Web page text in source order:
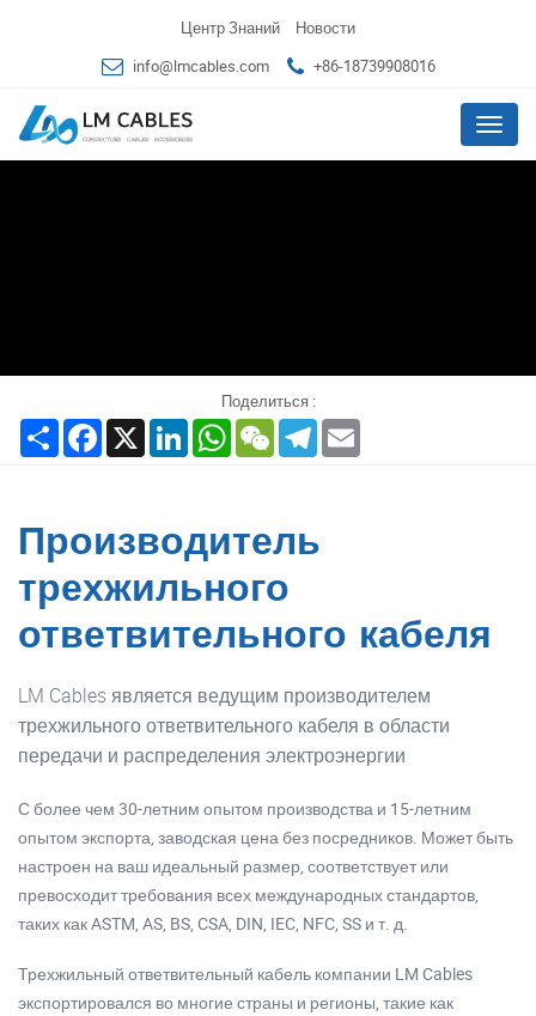
Центр Знаний
Новости
info@lmcables.com
+86-18739908016
Меню
Поделиться :
Share Facebook
X LinkedInWhatsAppWeChatTelegram
Производитель
трехжильного
ответвительного кабеля
LM Cables является ведущим производителем
трехжильного ответвительного кабеля в области
передачи и распределения электроэнергии
С более чем 30-летним опытом производства и 15-летним
опытом экспорта, заводская цена без посредников. Может быть
настроен на ваш идеальный размер, соответствует или
превосходит требования всех международных стандартов,
таких как ASTM, AS, BS, CSA, DIN, IEC, NFC, SS и т. д.
Трехжильный ответвительный кабель компании LM Cables
экспортировался во многие страны и регионы, такие как